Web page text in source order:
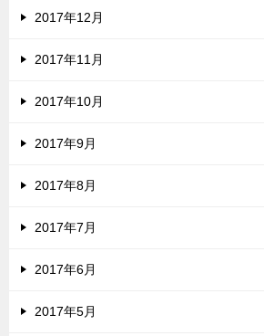
2017年12月
2017年11月
2017年10月
2017年9月
2017年8月
2017年7月
2017年6月
2017年5月